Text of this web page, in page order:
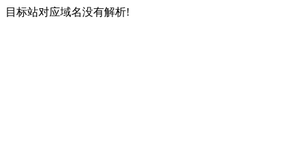
目标站对应域名没有解析!